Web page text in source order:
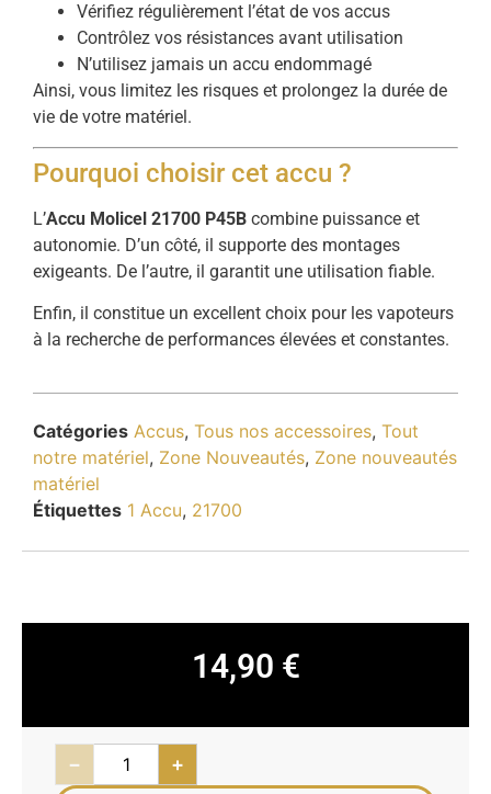
Vérifiez régulièrement l’état de vos accus
Contrôlez vos résistances avant utilisation
N’utilisez jamais un accu endommagé
Ainsi, vous limitez les risques et prolongez la durée de
vie de votre matériel.
Pourquoi choisir cet accu ?
L’Accu Molicel 21700 P45B combine puissance et
autonomie. D’un côté, il supporte des montages
exigeants. De l’autre, il garantit une utilisation fiable.
Enfin, il constitue un excellent choix pour les vapoteurs
à la recherche de performances élevées et constantes.
Catégories Accus, Tous nos accessoires, Tout
notre matériel, Zone Nouveautés, Zone nouveautés
matériel
Étiquettes 1 Accu, 21700
14,90 €
− +